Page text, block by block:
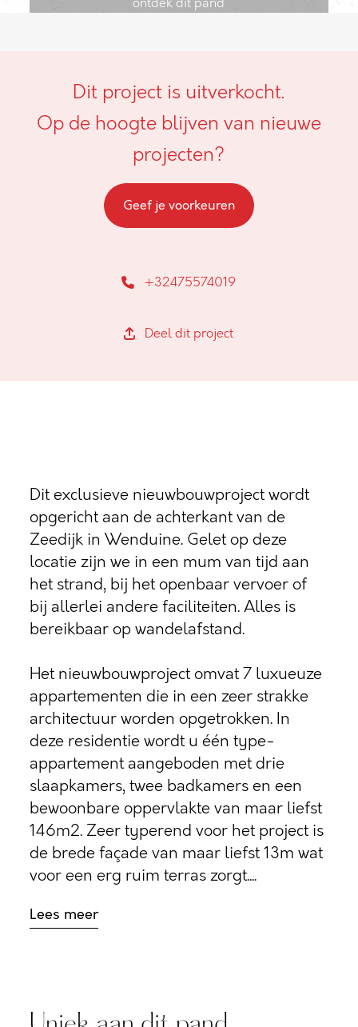
Dit project is uitverkocht.
Op de hoogte blijven van nieuwe
projecten?
Geef je voorkeuren
+32475574019
Deel dit project
Dit exclusieve nieuwbouwproject wordt
opgericht aan de achterkant van de
Zeedijk in Wenduine. Gelet op deze
locatie zijn we in een mum van tijd aan
het strand, bij het openbaar vervoer of
bij allerlei andere faciliteiten. Alles is
bereikbaar op wandelafstand.
Het nieuwbouwproject omvat 7 luxueuze
appartementen die in een zeer strakke
architectuur worden opgetrokken. In
deze residentie wordt u één type-
appartement aangeboden met drie
slaapkamers, twee badkamers en een
bewoonbare oppervlakte van maar liefst
146m2. Zeer typerend voor het project is
de brede façade van maar liefst 13m wat
voor een erg ruim terras zorgt....
Lees meer